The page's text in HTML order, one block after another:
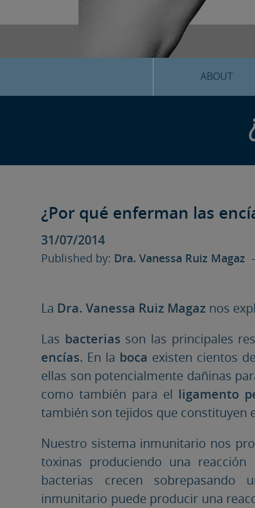
ABOUT
¿Por qué enferman las
31/07/2014
Published by: Dra. Vanessa Ruiz Magaz
La Dra. Vanessa Ruiz Magaz nos
Las bacterias son las principales
encías. En la boca existen cientos
ellas son potencialmente dañinas
como también para el ligamento
también son tejidos que constituyen
Nuestro sistema inmunitario nos
toxinas produciendo una
bacterias crecen sobrepasando
inmunitario puede producir una